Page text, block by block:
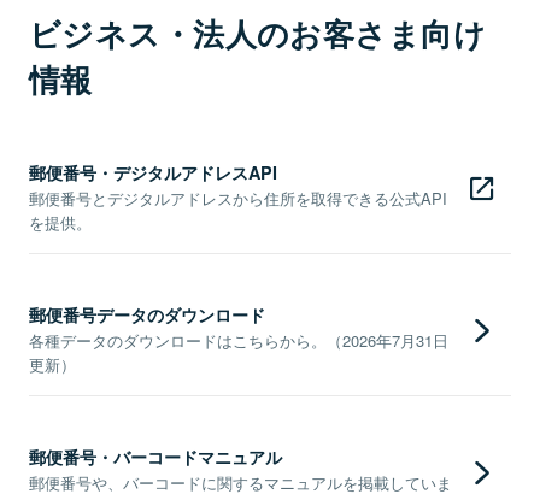
ビジネス・法人のお客さま向け
情報
郵便番号・デジタルアドレスAPI
郵便番号とデジタルアドレスから住所を取得できる公式API
を提供。
郵便番号データのダウンロード
各種データのダウンロードはこちらから。（2026年7月31日
更新）
郵便番号・バーコードマニュアル
郵便番号や、バーコードに関するマニュアルを掲載していま